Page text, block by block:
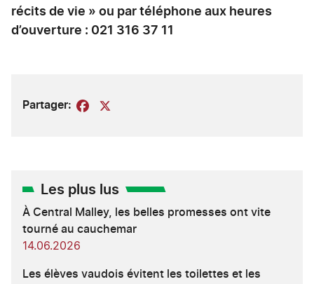
récits de vie » ou par téléphone aux heures
d’ouverture : 021 316 37 11
Partager: Facebook
Les plus lus
À Central Malley, les belles promesses ont vite
tourné au cauchemar
14.06.2026
Les élèves vaudois évitent les toilettes et les